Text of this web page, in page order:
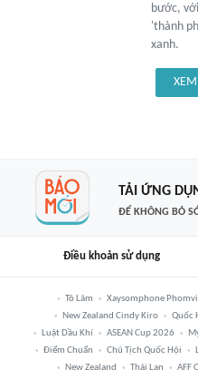
bước,
'thành
xanh.
TẢI ỨNG
ĐỂ KHÔNG BỎ
Điều khoản sử dụng
Tô Lâm Xaysomphone
New Zealand Cindy Kiro
Quốc
Luật Dầu Khí
ASEAN Cup 2026
Điểm Chuẩn
Chủ Tịch Quốc Hội
New Zealand
Thái Lan AFF